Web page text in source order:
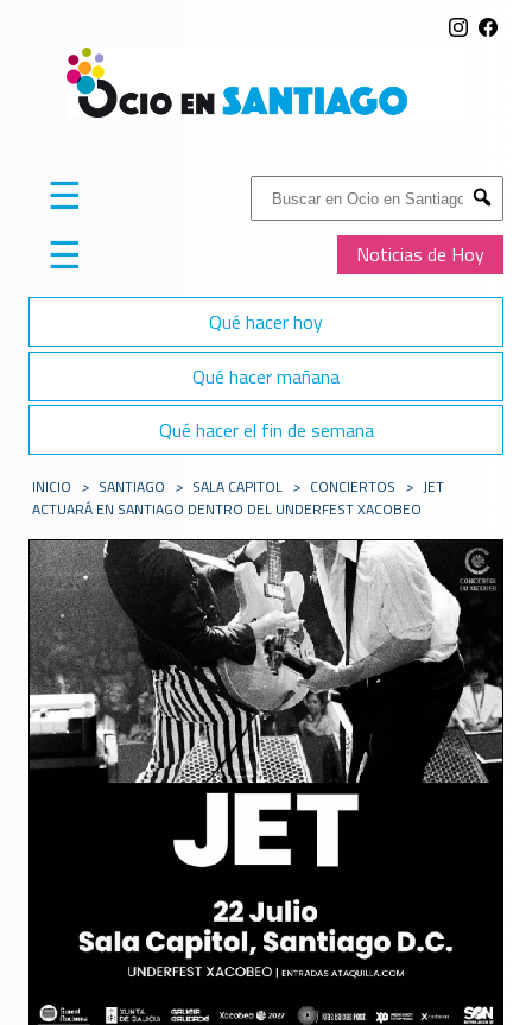
Buscar:
Submit
Noticias de Hoy
☰
☰
Qué hacer hoy
Qué hacer mañana
Qué hacer el fin de semana
INICIO > SANTIAGO > SALA CAPITOL > CONCIERTOS > JET
ACTUARÁ EN SANTIAGO DENTRO DEL UNDERFEST XACOBEO